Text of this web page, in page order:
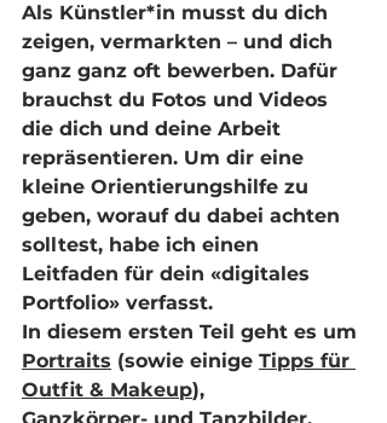
Als Künstler*in musst du dich
zeigen, vermarkten – und dich
ganz ganz oft bewerben. Dafür
brauchst du Fotos und Videos
die dich und deine Arbeit
repräsentieren. Um dir eine
kleine Orientierungshilfe zu
geben, worauf du dabei achten
solltest, habe ich einen
Leitfaden für dein «digitales
Portfolio» verfasst.
In diesem ersten Teil geht es um
Portraits (sowie einige Tipps für
Outfit & Makeup),